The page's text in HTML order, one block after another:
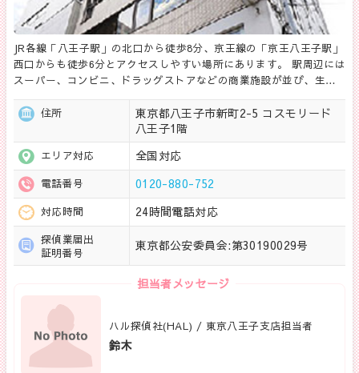
JR各線「八王子駅」の北口から徒歩8分、京王線の「京王八王子駅」
西口からも徒歩6分とアクセスしやすい場所にあります。 駅周辺には
スーパー、コンビニ、ドラッグストアなどの商業施設が並び、生…
住所
東京都八王子市新町2-5 コスモリード
八王子1階
エリア対応 全国対応
電話番号 0120-880-752
対応時間 24時間電話対応
探偵業届出
証明番号
東京都公安委員会:第30190029号
担当者メッセージ
ハル探偵社(HAL) / 東京八王子支店担当者
鈴木